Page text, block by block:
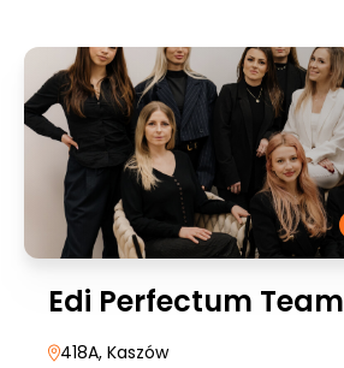
Edi Perfectum Team
418A, Kaszów